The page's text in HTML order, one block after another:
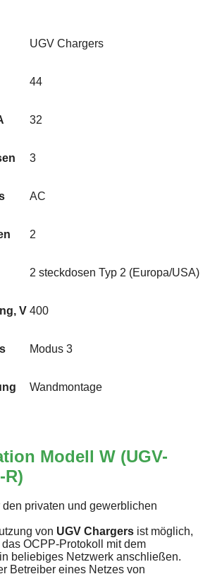
UGV Chargers
44
32
3
AC
2
2 steckdosen Typ 2 (Europa/USA)
V 400
Modus 3
Wandmontage
Modell W (UGV-
R)
privaten und gewerblichen
von UGV Chargers ist möglich,
OCPP-Protokoll mit dem
beliebiges Netzwerk anschließen.
Betreiber eines Netzes von